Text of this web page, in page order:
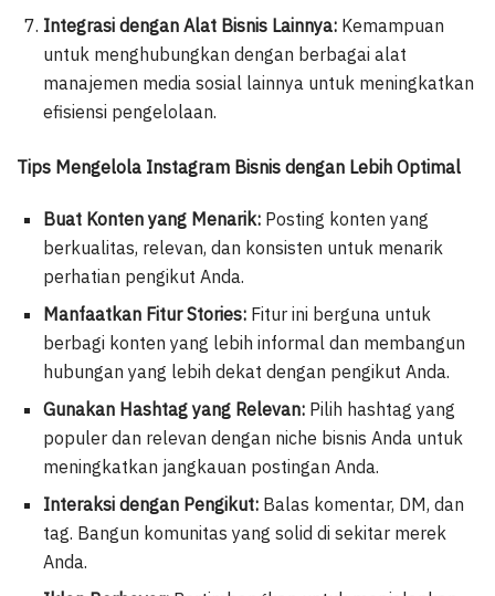
Integrasi dengan Alat Bisnis Lainnya: Kemampuan
untuk menghubungkan dengan berbagai alat
manajemen media sosial lainnya untuk meningkatkan
efisiensi pengelolaan.
Tips Mengelola Instagram Bisnis dengan Lebih Optimal
Buat Konten yang Menarik: Posting konten yang
berkualitas, relevan, dan konsisten untuk menarik
perhatian pengikut Anda.
Manfaatkan Fitur Stories: Fitur ini berguna untuk
berbagi konten yang lebih informal dan membangun
hubungan yang lebih dekat dengan pengikut Anda.
Gunakan Hashtag yang Relevan: Pilih hashtag yang
populer dan relevan dengan niche bisnis Anda untuk
meningkatkan jangkauan postingan Anda.
Interaksi dengan Pengikut: Balas komentar, DM, dan
tag. Bangun komunitas yang solid di sekitar merek
Anda.